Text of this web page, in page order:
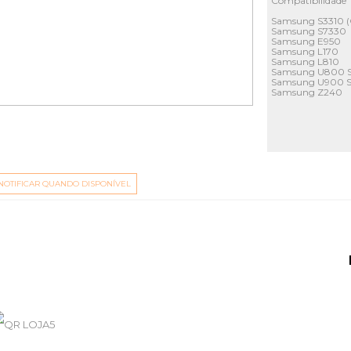
Samsung S3310
Samsung S7330
Samsung E950
Samsung L170
Samsung L810
Samsung U800
Samsung U900
Samsung Z240
QUANDO DISPONÍVEL